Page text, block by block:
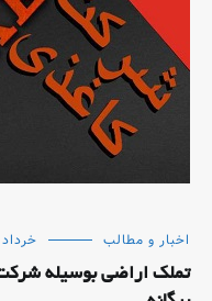
اخبار و مطالب خرداد 19, 1403
تملک اراضی بوسیله